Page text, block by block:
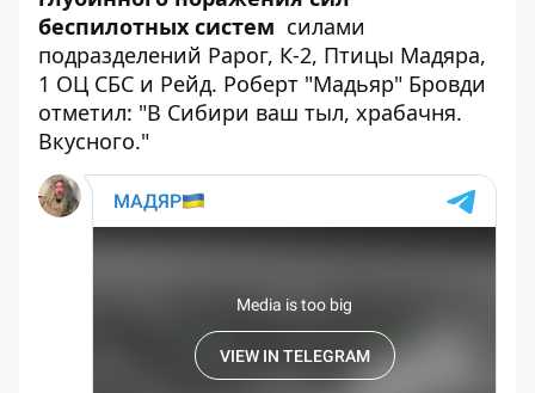
беспилотных систем силами
подразделений Рарог, К-2, Птицы Мадяра,
1 ОЦ СБС и Рейд. Роберт "Мадьяр" Бровди
отметил: "В Сибири ваш тыл, храбачня.
Вкусного."